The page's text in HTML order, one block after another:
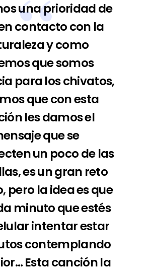
una prioridad de
contacto con la
y como
que somos
para los chivatos,
que con esta
les damos el
que se
un poco de las
es un gran reto
pero la idea es que
minuto que estés
intentar estar
contemplando
Esta canción la